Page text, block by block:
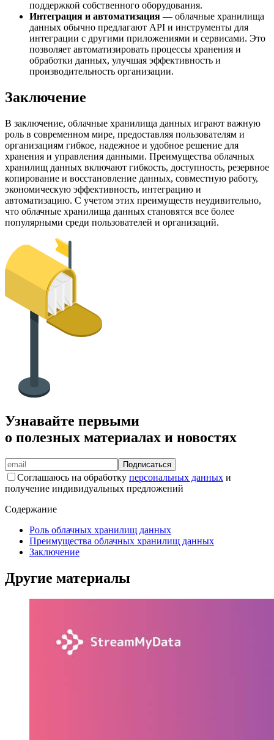
поддержкой собственного оборудования.
Интеграция и автоматизация — облачные хранилища
данных обычно предлагают API и инструменты для
интеграции с другими приложениями и сервисами. Это
позволяет автоматизировать процессы хранения и
обработки данных, улучшая эффективность и
производительность организации.
Заключение
В заключение, облачные хранилища данных играют важную
роль в современном мире, предоставляя пользователям и
организациям гибкое, надежное и удобное решение для
хранения и управления данными. Преимущества облачных
хранилищ данных включают гибкость, доступность, резервное
копирование и восстановление данных, совместную работу,
экономическую эффективность, интеграцию и
автоматизацию. С учетом этих преимуществ неудивительно,
что облачные хранилища данных становятся все более
популярными среди пользователей и организаций.
Узнавайте первыми
о полезных материалах и новостях
Подписаться
Соглашаюсь на обработку персональных данных и
получение индивидуальных предложений
Содержание
Роль облачных хранилищ данных
Преимущества облачных хранилищ данных
Заключение
Другие материалы